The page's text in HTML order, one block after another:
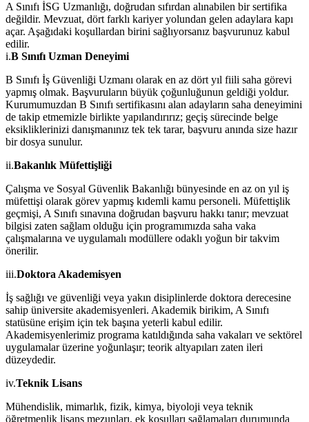
A Sınıfı İSG Uzmanlığı, doğrudan sıfırdan alınabilen bir sertifika
değildir. Mevzuat, dört farklı kariyer yolundan gelen adaylara kapı
açar. Aşağıdaki koşullardan birini sağlıyorsanız başvurunuz kabul
edilir.
i.B Sınıfı Uzman Deneyimi
B Sınıfı İş Güvenliği Uzmanı olarak en az dört yıl fiili saha görevi
yapmış olmak. Başvuruların büyük çoğunluğunun geldiği yoldur.
Kurumumuzdan B Sınıfı sertifikasını alan adayların saha deneyimini
de takip etmemizle birlikte yapılandırırız; geçiş sürecinde belge
eksikliklerinizi danışmanınız tek tek tarar, başvuru anında size hazır
bir dosya sunulur.
ii.Bakanlık Müfettişliği
Çalışma ve Sosyal Güvenlik Bakanlığı bünyesinde en az on yıl iş
müfettişi olarak görev yapmış kıdemli kamu personeli. Müfettişlik
geçmişi, A Sınıfı sınavına doğrudan başvuru hakkı tanır; mevzuat
bilgisi zaten sağlam olduğu için programımızda saha vaka
çalışmalarına ve uygulamalı modüllere odaklı yoğun bir takvim
önerilir.
iii.Doktora Akademisyen
İş sağlığı ve güvenliği veya yakın disiplinlerde doktora derecesine
sahip üniversite akademisyenleri. Akademik birikim, A Sınıfı
statüsüne erişim için tek başına yeterli kabul edilir.
Akademisyenlerimiz programa katıldığında saha vakaları ve sektörel
uygulamalar üzerine yoğunlaşır; teorik altyapıları zaten ileri
düzeydedir.
iv.Teknik Lisans
Mühendislik, mimarlık, fizik, kimya, biyoloji veya teknik
öğretmenlik lisans mezunları, ek koşulları sağlamaları durumunda